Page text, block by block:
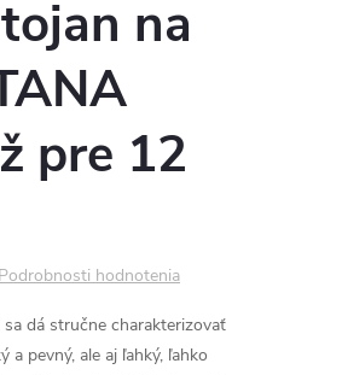
na
pre 12
Podrobnosti hodnotenia
sa dá stručne charakterizovať
pevný, ale aj ľahký, ľahko